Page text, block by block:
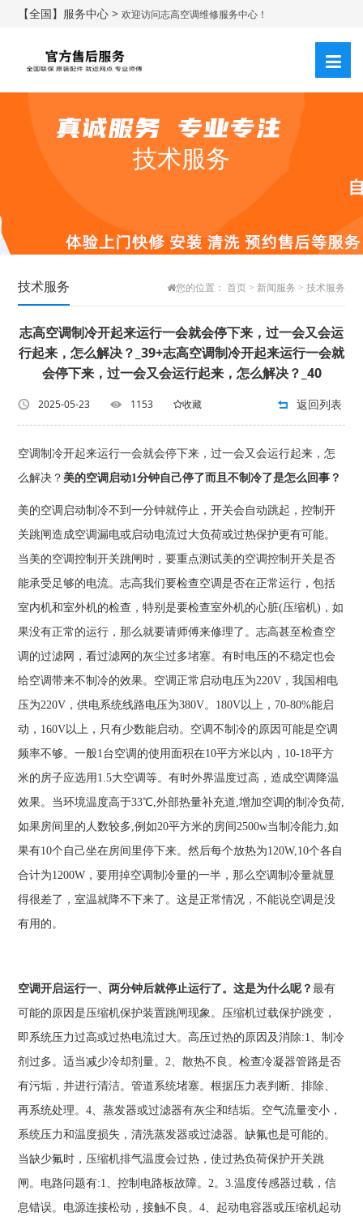
【全国】服务中心 >欢迎访问志高空调维修服务中心！
技术服务
技术服务 您的位置： 首页> 新闻服务 > 技术服务
志高空调制冷开起来运行一会就会停下来，过一会又会运
行起来，怎么解决？_39+志高空调制冷开起来运行一会就
会停下来，过一会又会运行起来，怎么解决？_40
2025-05-23 1153 收藏 返回列表
空调制冷开起来运行一会就会停下来，过一会又会运行起来，怎
么解决？美的空调启动1分钟自己停了而且不制冷了是怎么回事？
美的空调启动制冷不到一分钟就停止，开关会自动跳起，控制开
关跳闸造成空调漏电或启动电流过大负荷或过热保护更有可能。
当美的空调控制开关跳闸时，要重点测试美的空调控制开关是否
能承受足够的电流。志高我们要检查空调是否在正常运行，包括
室内机和室外机的检查，特别是要检查室外机的心脏(压缩机)，如
果没有正常的运行，那么就要请师傅来修理了。志高甚至检查空
调的过滤网，看过滤网的灰尘过多堵塞。有时电压的不稳定也会
给空调带来不制冷的效果。空调正常启动电压为220V，我国相电
压为220V，供电系统线路电压为380V。180V以上，70-80%能启
动，160V以上，只有少数能启动。空调不制冷的原因可能是空调
频率不够。一般1台空调的使用面积在10平方米以内，10-18平方
米的房子应选用1.5大空调等。有时外界温度过高，造成空调降温
效果。当环境温度高于33℃,外部热量补充道,增加空调的制冷负荷,
如果房间里的人数较多,例如20平方米的房间2500w当制冷能力,如
果有10个自己坐在房间里停下来。然后每个放热为120W,10个各自
合计为1200W，要用掉空调制冷量的一半，那么空调制冷量就显
得很差了，室温就降不下来了。这是正常情况，不能说空调是没
有用的。
空调开启运行一、两分钟后就停止运行了。这是为什么呢？最有
可能的原因是压缩机保护装置跳闸现象。压缩机过载保护跳变，
即系统压力过高或过热电流过大。高压过热的原因及消除:1、制冷
剂过多。适当减少冷却剂量。2、散热不良。检查冷凝器管路是否
有污垢，并进行清洁。管道系统堵塞。根据压力表判断、排除、
再系统处理。4、蒸发器或过滤器有灰尘和结垢。空气流量变小，
系统压力和温度损失，清洗蒸发器或过滤器。缺氟也是可能的。
当缺少氟时，压缩机排气温度会过热，使过热负荷保护开关跳
闸。电路问题有:1、控制电路板故障。2。3.温度传感器过载，信
息错误。电源连接松动，接触不良。4、起动电容器或压缩机起动